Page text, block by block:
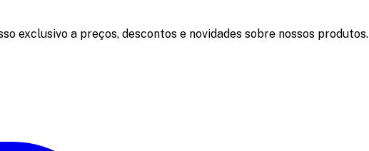
exclusivo a preços, descontos e novidades sobre nossos produtos.